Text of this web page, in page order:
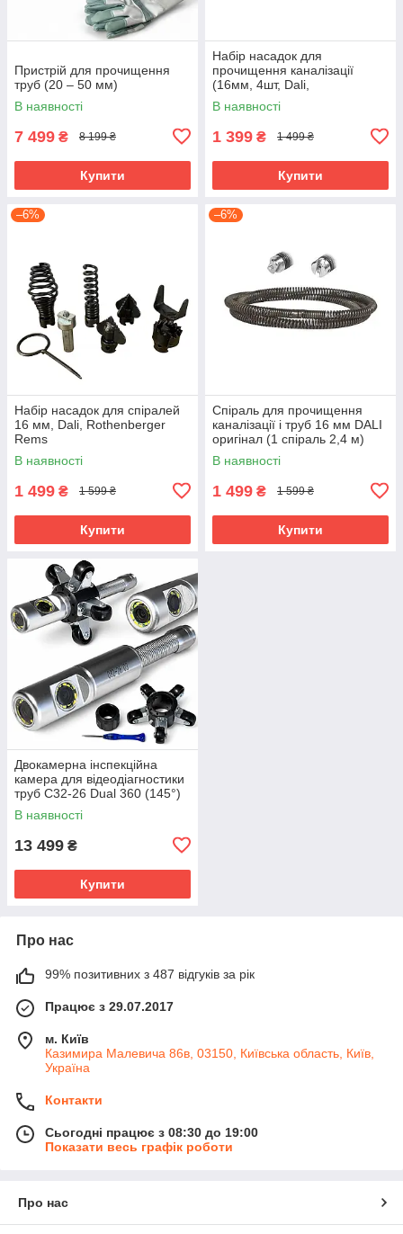
Пристрій для прочищення
труб (20 – 50 мм)
В наявності
7 499 ₴ 8 199 ₴
Купити
Набір насадок для
прочищення каналізації
(16мм, 4шт, Dali,
Rothenberger Rems)
В наявності
1 399 ₴ 1 499 ₴
Купити
–6%
Набір насадок для спіралей
16 мм, Dali, Rothenberger
Rems
В наявності
1 499 ₴ 1 599 ₴
Купити
–6%
Спіраль для прочищення
каналізації і труб 16 мм DALI
оригінал (1 спіраль 2,4 м)
В наявності
1 499 ₴ 1 599 ₴
Купити
Двокамерна інспекційна
камера для відеодіагностики
труб C32-26 Dual 360 (145°)
В наявності
13 499 ₴
Купити
Про нас
99% позитивних з 487 відгуків за рік
Працює з 29.07.2017
м. Київ
Казимира Малевича 86в, 03150, Київська область, Київ,
Україна
Контакти
Сьогодні працює з 08:30 до 19:00
Показати весь графік роботи
Про нас